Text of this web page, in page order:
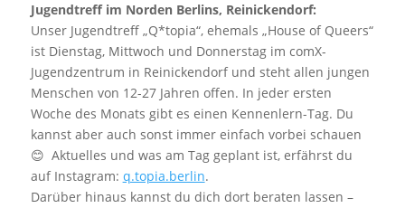
Jugendtreff im Norden Berlins, Reinickendorf:
Unser Jugendtreff „Q*topia“, ehemals „House of Queers“
ist Dienstag, Mittwoch und Donnerstag im comX-
Jugendzentrum in Reinickendorf und steht allen jungen
Menschen von 12-27 Jahren offen. In jeder ersten
Woche des Monats gibt es einen Kennenlern-Tag. Du
kannst aber auch sonst immer einfach vorbei schauen
😊 Aktuelles und was am Tag geplant ist, erfährst du
auf Instagram: q.topia.berlin.
Darüber hinaus kannst du dich dort beraten lassen –